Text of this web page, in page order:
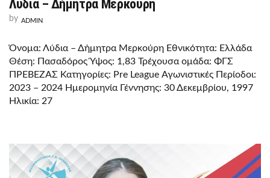
Λύδια – Δήμητρα Μερκούρη
by ADMIN
Όνομα: Λύδια – Δήμητρα Μερκούρη Εθνικότητα: Ελλάδα
Θέση: Πασαδόρος Ύψος: 1,83 Τρέχουσα ομάδα: ΦΓΣ
ΠΡΕΒΕΖΑΣ Κατηγορίες: Pre League Αγωνιστικές Περίοδοι:
2023 – 2024 Ημερομηνία Γέννησης: 30 Δεκεμβρίου, 1997
Ηλικία: 27